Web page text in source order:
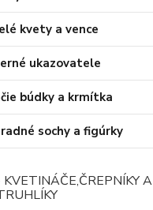
kvety a vence
ukazovatele
búdky a krmítka
sochy a figúrky
KVETINÁČE,ČREPNÍKY A